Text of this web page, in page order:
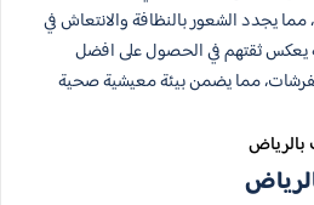
مما يجدد الشعور بالنظافة والانتعاش في
يعكس ثقتهم في الحصول على افضل
مما يضمن بيئة معيشية صحية